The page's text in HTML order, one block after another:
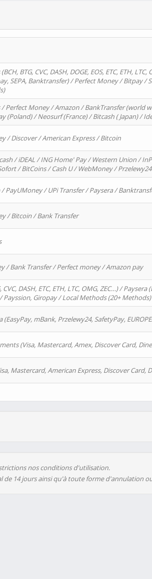
BTG, CVC, DASH, DOGE, EOS, ETC, ETH, LTC,
SEPA, Banktransfer) / Perfect Money / Bitpay /
Perfect Money / Amazon / BankTransfer (world
(Poland) / Neosurf (France) / Bitcash ( Japan) /
/ Discover / American Express / Bitcoin
/ iDEAL / ING Home' Pay / Western Union /
/ BitCoins / Cash U / WebMoney /
PayUMoney / UPi Transfer / Paysera /
/ Bitcoin / Bank Transfer
/ Bank Transfer / Perfect money / Amazon pay
DASH, ETC, ETH, LTC, OMG, ZEC…) /
Payssion, Giropay / Local Methods (20+ Methods)
mBank, Przelewy24, SafetyPay,
(Visa, Mastercard, Amex, Discover Card,
Mastercard, American Express, Discover Card,
nos conditions d'utilisation.
de 14 jours ainsi qu'à toute forme d'annulation